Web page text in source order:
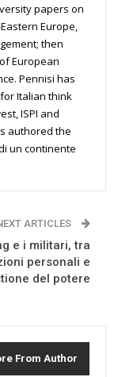
papers on
Europe,
then
European
Pennisi has
Italian think
ISPI and
authored the
un continente
ARTICLES
e i militari, tra
personali e
del potere
From Author